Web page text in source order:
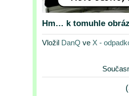
Hm… k tomuhle
Vložil DanQ ve X -